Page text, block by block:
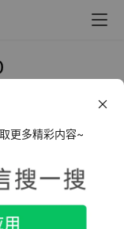
的工具，可以
打鼾问题。
更多精彩内容~